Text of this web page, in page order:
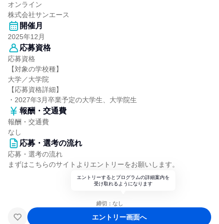
オンライン
株式会社サンエース
開催月
2025年12月
応募資格
応募資格
【対象の学校種】
大学／大学院
【応募資格詳細】
・2027年3月卒業予定の大学生、大学院生
報酬・交通費
報酬・交通費
なし
応募・選考の流れ
応募・選考の流れ
まずはこちらのサイトよりエントリーをお願いします。
エントリーするとプログラムの詳細案内を
受け取れるようになります
締切：なし
エントリー画面へ